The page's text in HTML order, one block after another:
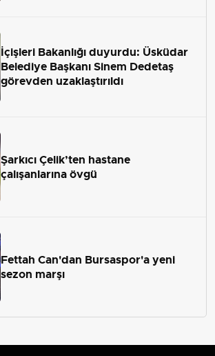
İçişleri Bakanlığı duyurdu: Üsküdar
Belediye Başkanı Sinem Dedetaş
görevden uzaklaştırıldı
Şarkıcı Çelik’ten hastane
çalışanlarına övgü
Fettah Can'dan Bursaspor'a yeni
sezon marşı